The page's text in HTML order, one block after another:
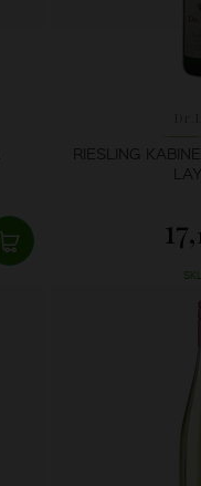
RIESLING
17,